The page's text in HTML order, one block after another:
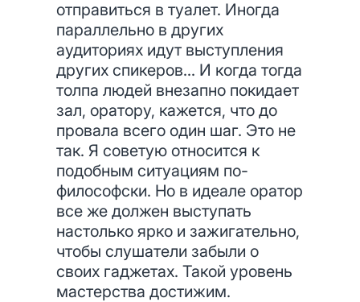
отправиться в туалет. Иногда
параллельно в других
аудиториях идут выступления
других спикеров... И когда тогда
толпа людей внезапно покидает
зал, оратору, кажется, что до
провала всего один шаг. Это не
так. Я советую относится к
подобным ситуациям по-
философски. Но в идеале оратор
все же должен выступать
настолько ярко и зажигательно,
чтобы слушатели забыли о
своих гаджетах. Такой уровень
мастерства достижим.